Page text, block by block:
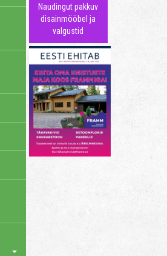
Naudingut pakkuv
disainmööbel ja
valgustid